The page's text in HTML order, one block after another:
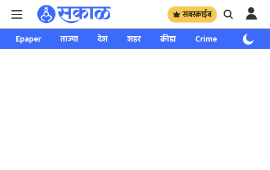
सबस्क्राईब
Epaper ताज्या देश शहर क्रीडा Crime साप्ताहिक